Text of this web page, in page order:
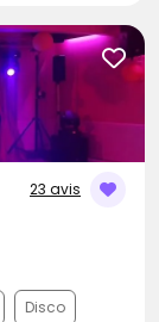
23 avis
Disco